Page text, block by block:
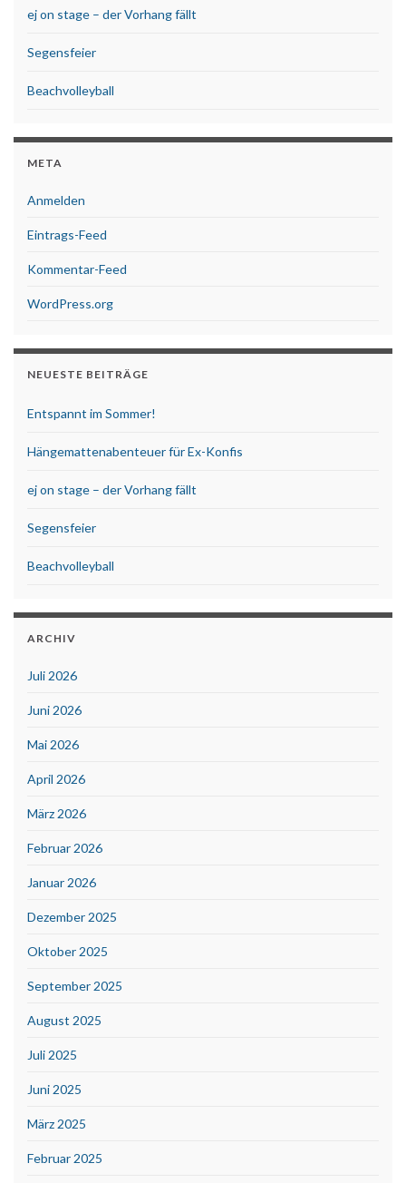
ej on stage – der Vorhang fällt
Segensfeier
Beachvolleyball
META
Anmelden
Eintrags-Feed
Kommentar-Feed
WordPress.org
NEUESTE BEITRÄGE
Entspannt im Sommer!
Hängemattenabenteuer für Ex-Konfis
ej on stage – der Vorhang fällt
Segensfeier
Beachvolleyball
ARCHIV
Juli 2026
Juni 2026
Mai 2026
April 2026
März 2026
Februar 2026
Januar 2026
Dezember 2025
Oktober 2025
September 2025
August 2025
Juli 2025
Juni 2025
März 2025
Februar 2025